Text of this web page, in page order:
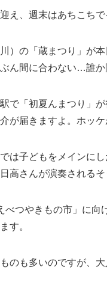
え、週末はあちこちで
）の「蔵まつり」が
ん間に合わない…誰か
で「初夏んまつり」
が届きますよ。ホッケ
は子どもをメインに
高さんが演奏されるそ
べつやきもの市」に向
す。
のも多いのですが、